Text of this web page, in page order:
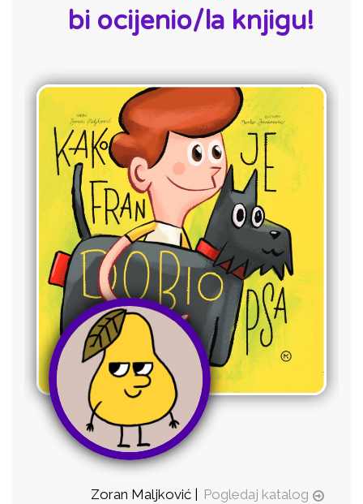
bi ocijenio/la knjigu!
Zoran Maljković | Pogledaj katalog